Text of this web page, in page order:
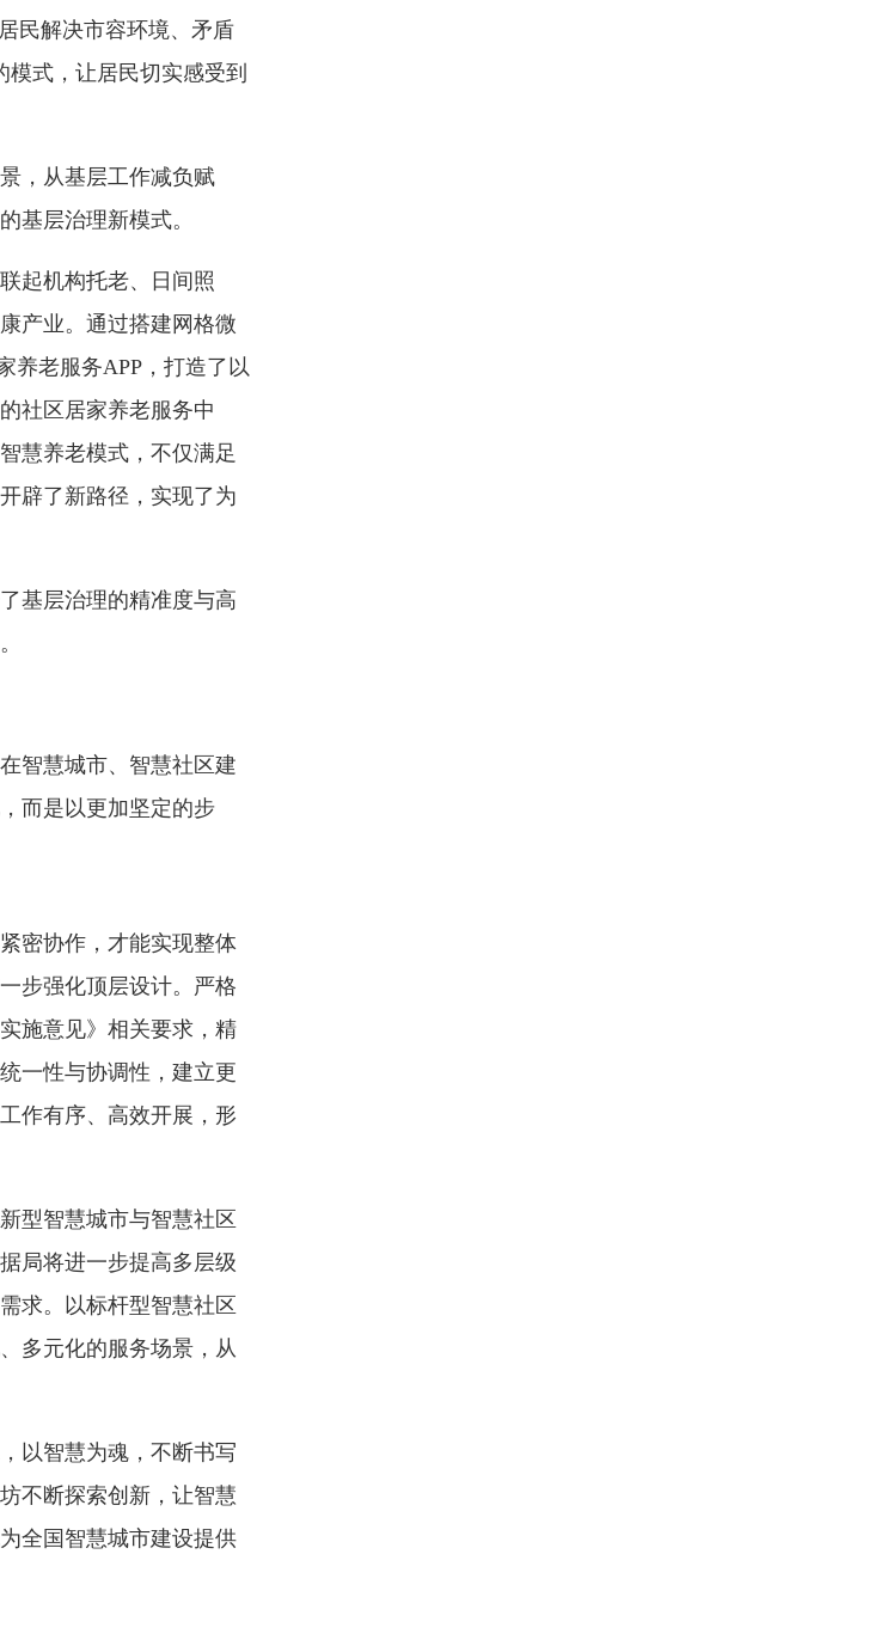
民解决市容环境、矛盾
模式，让居民切实感受到
，从基层工作减负赋
基层治理新模式。
起机构托老、日间照
产业。通过搭建网格微
养老服务APP，打造了以
社区居家养老服务中
慧养老模式，不仅满足
辟了新路径，实现了为
基层治理的精准度与高
智慧城市、智慧社区建
而是以更加坚定的步
密协作，才能实现整体
步强化顶层设计。严格
施意见》相关要求，精
一性与协调性，建立更
作有序、高效开展，形
型智慧城市与智慧社区
局将进一步提高多层级
求。以标杆型智慧社区
多元化的服务场景，从
以智慧为魂，不断书写
不断探索创新，让智慧
全国智慧城市建设提供